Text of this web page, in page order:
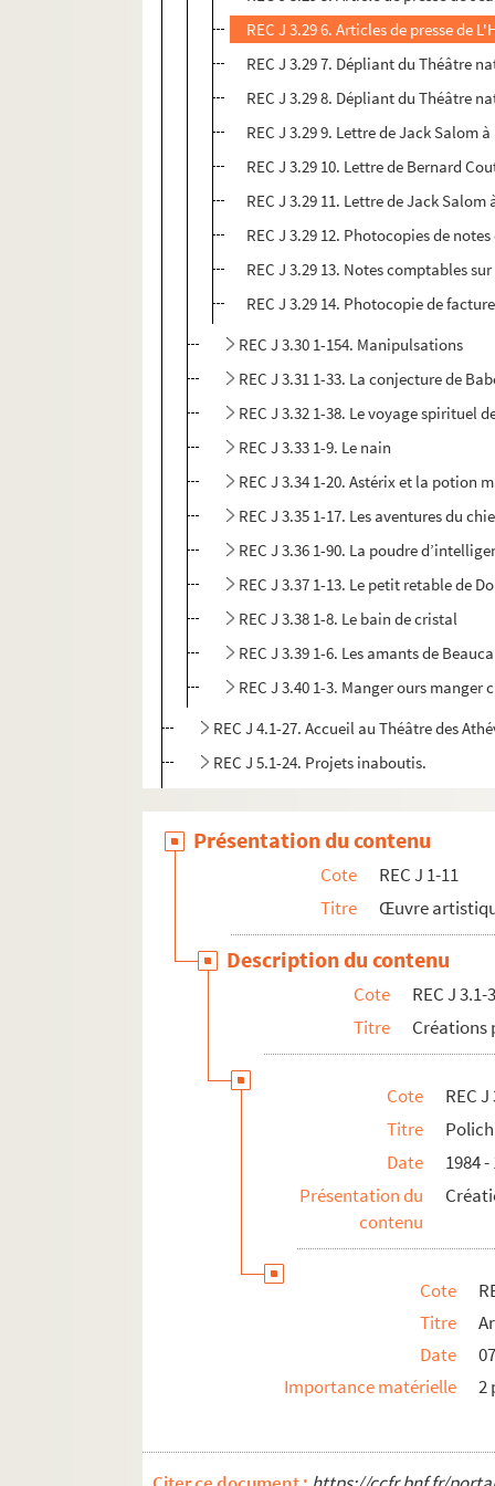
REC J 3.29 6. Articles de presse de
REC J 3.29 7. Dépliant du Théâtre
REC J 3.29 8. Dépliant du Théâtre
REC J 3.29 9. Lettre de Jack
REC J 3.29 10. Lettre de Bernard
REC J 3.29 11. Lettre de Jack
REC J 3.29 12. Photocopies de
REC J 3.29 13. Notes comptables
REC J 3.29 14. Photocopie de
REC J 3.30 1-154. Manipulsations
REC J 3.31 1-33. La conjecture de
REC J 3.32 1-38. Le voyage spirituel
REC J 3.33 1-9. Le nain
REC J 3.34 1-20. Astérix et la potion
REC J 3.35 1-17. Les aventures du
REC J 3.36 1-90. La poudre
REC J 3.37 1-13. Le petit retable de
REC J 3.38 1-8. Le bain de cristal
REC J 3.39 1-6. Les amants de
REC J 3.40 1-3. Manger ours manger
REC J 4.1-27. Accueil au Théâtre des
REC J 5.1-24. Projets inaboutis.
REC J 7.1-2. Droits d'auteur
REC J 8.1-3. Écrits et recherches
REC J 9.1-2. Alain Recoing directeur
REC J 10.1-2. Alain Recoing militant de
REC J 11.1-3. Autres activités
REC M 1-4. Documentation générale sur la
REC T 1-3. Documents photographiques et
Présentation du contenu
Cote
REC J 1-11
Titre
Œuvre
Description du contenu
Cote
REC J 3.1-
Titre
Créations
Cote
REC
Titre
Date
1984 -
Présentation du
contenu
Cote
Titre
Date
Importance matérielle
2